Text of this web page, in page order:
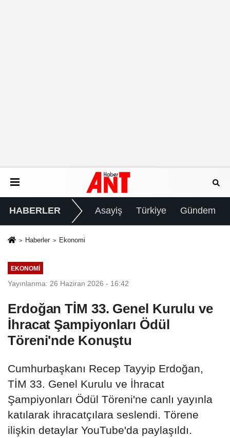
HABERLER Asayiş Türkiye Gündem
Haberler Ekonomi
EKONOMI
Yayınlanma: 26 Haziran 2026 - 16:42
Erdoğan TİM 33. Genel Kurulu ve
İhracat Şampiyonları Ödül
Töreni'nde Konuştu
Cumhurbaşkanı Recep Tayyip Erdoğan,
TİM 33. Genel Kurulu ve İhracat
Şampiyonları Ödül Töreni'ne canlı yayınla
katılarak ihracatçılara seslendi. Törene
ilişkin detaylar YouTube'da paylaşıldı.